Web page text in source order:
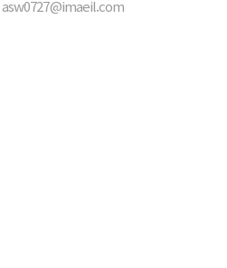
asw0727@imaeil.com